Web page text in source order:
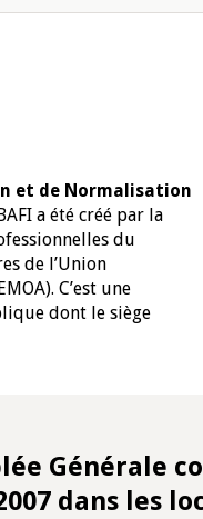
et de Normalisation
a été créé par la
du
de l’Union
C’est une
dont le siège
Générale
dans les